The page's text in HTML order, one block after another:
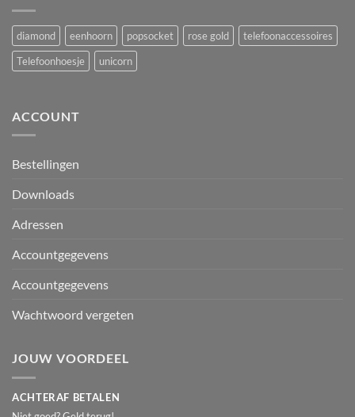
diamond eenhoorn popsocket rose gold
telefoonaccessoires
Telefoonhoesje
unicorn
ACCOUNT
Bestellingen
Downloads
Adressen
Accountgegevens
Accountgegevens
Wachtwoord vergeten
JOUW VOORDEEL
ACHTERAF BETALEN